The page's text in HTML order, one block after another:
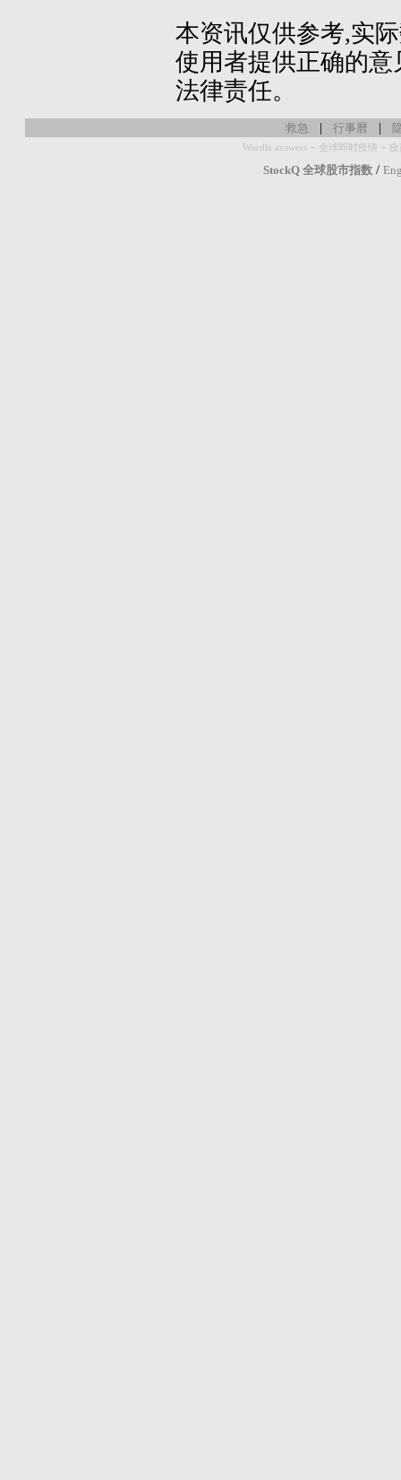
本资讯仅供参考,实
使用者提供正确的
法律责任。
救急 | 行事曆 |
Wordle answers - 全球即时疫情 -
StockQ 全球股市指数 /